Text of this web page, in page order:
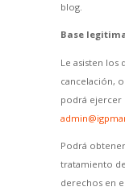
blog.
Base
Le asisten los
cancelación,
podrá ejercer
Podrá
tratamiento
derechos en